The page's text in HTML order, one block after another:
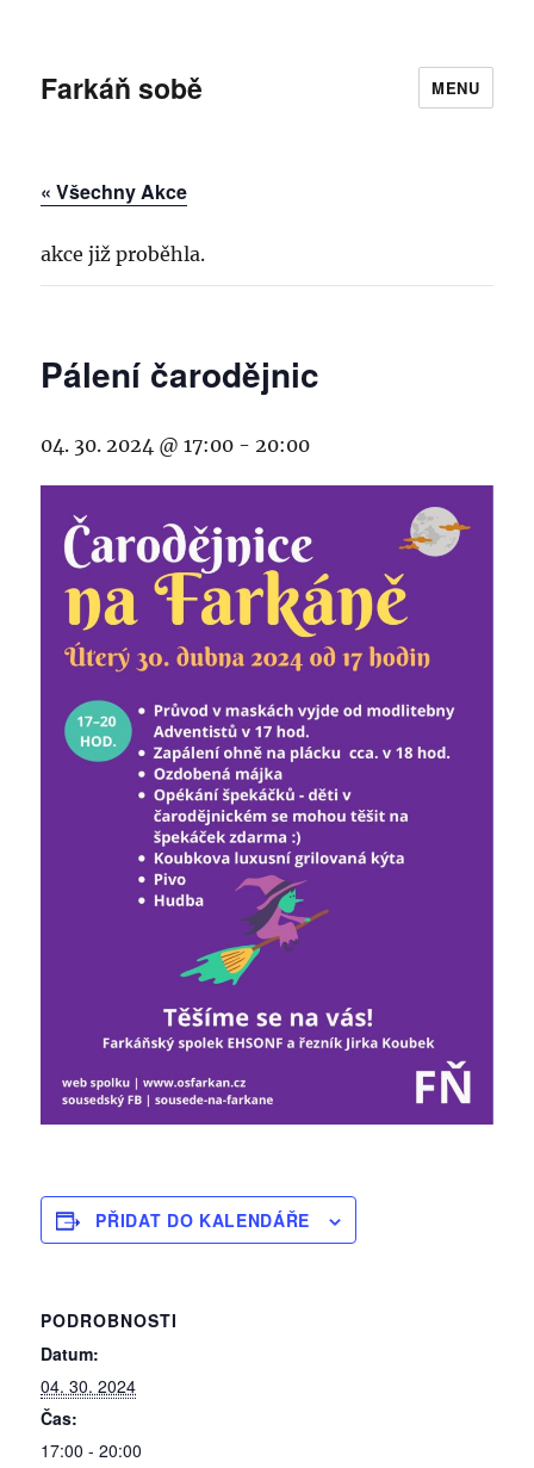
Farkáň sobě MENU
« Všechny Akce
akce již proběhla.
Pálení čarodějnic
04. 30. 2024 @ 17:00 -20:00
PŘIDAT DO KALENDÁŘE
PODROBNOSTI
Datum:
04. 30. 2024
Čas:
17:00 - 20:00